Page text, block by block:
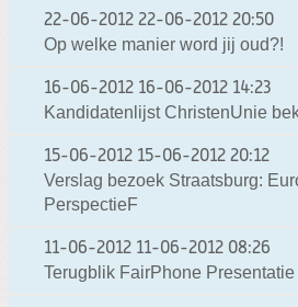
22-06-2012 22-06-2012 20:50
Op welke manier word jij oud?!
16-06-2012 16-06-2012 14:23
Kandidatenlijst ChristenUnie
15-06-2012 15-06-2012 20:12
Verslag bezoek Straatsburg:
PerspectieF
11-06-2012 11-06-2012 08:26
Terugblik FairPhone Presentatie